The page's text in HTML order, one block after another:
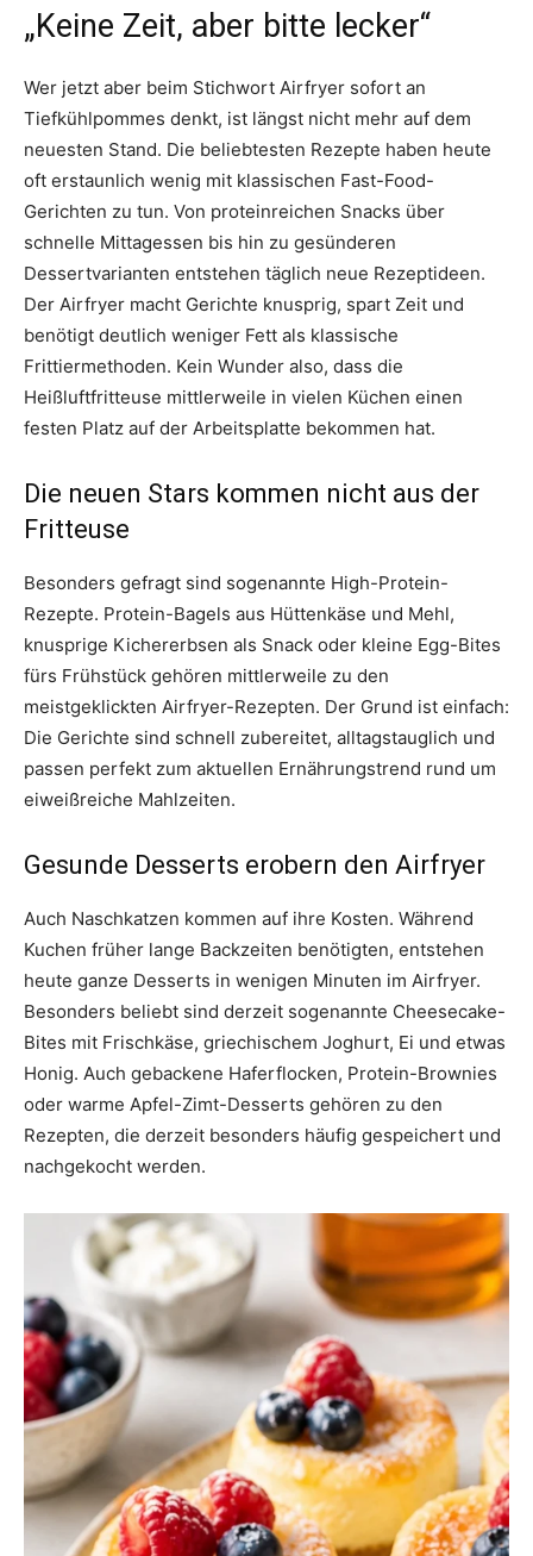
„Keine Zeit, aber bitte lecker“
Wer jetzt aber beim Stichwort Airfryer sofort an
Tiefkühlpommes denkt, ist längst nicht mehr auf dem
neuesten Stand. Die beliebtesten Rezepte haben heute
oft erstaunlich wenig mit klassischen Fast-Food-
Gerichten zu tun. Von proteinreichen Snacks über
schnelle Mittagessen bis hin zu gesünderen
Dessertvarianten entstehen täglich neue Rezeptideen.
Der Airfryer macht Gerichte knusprig, spart Zeit und
benötigt deutlich weniger Fett als klassische
Frittiermethoden. Kein Wunder also, dass die
Heißluftfritteuse mittlerweile in vielen Küchen einen
festen Platz auf der Arbeitsplatte bekommen hat.
Die neuen Stars kommen nicht aus der
Fritteuse
Besonders gefragt sind sogenannte High-Protein-
Rezepte. Protein-Bagels aus Hüttenkäse und Mehl,
knusprige Kichererbsen als Snack oder kleine Egg-Bites
fürs Frühstück gehören mittlerweile zu den
meistgeklickten Airfryer-Rezepten. Der Grund ist einfach:
Die Gerichte sind schnell zubereitet, alltagstauglich und
passen perfekt zum aktuellen Ernährungstrend rund um
eiweißreiche Mahlzeiten.
Gesunde Desserts erobern den Airfryer
Auch Naschkatzen kommen auf ihre Kosten. Während
Kuchen früher lange Backzeiten benötigten, entstehen
heute ganze Desserts in wenigen Minuten im Airfryer.
Besonders beliebt sind derzeit sogenannte Cheesecake-
Bites mit Frischkäse, griechischem Joghurt, Ei und etwas
Honig. Auch gebackene Haferflocken, Protein-Brownies
oder warme Apfel-Zimt-Desserts gehören zu den
Rezepten, die derzeit besonders häufig gespeichert und
nachgekocht werden.